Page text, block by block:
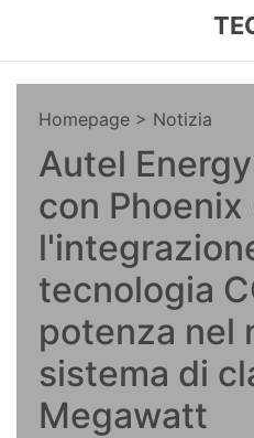
Homepage > Notizia
Autel
con
tecnologia
potenza nel
sistema di
Megawatt